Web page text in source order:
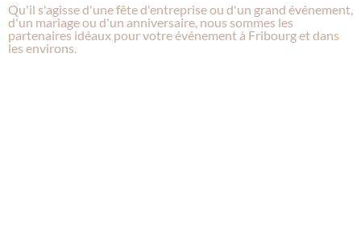
Qu'il s'agisse d'une fête d'entreprise ou d'un grand événement,
d'un mariage ou d'un anniversaire, nous sommes les
partenaires idéaux pour votre événement à Fribourg et dans
les environs.